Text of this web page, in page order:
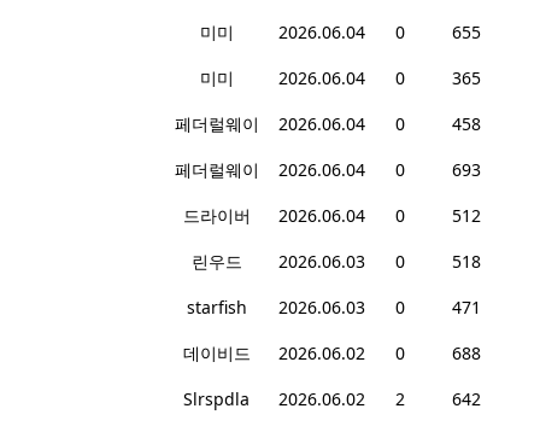
미미
2026.06.04 0
655
미미
2026.06.04 0
365
페더럴웨이
2026.06.04 0
458
페더럴웨이
2026.06.04 0
693
드라이버
2026.06.04 0
512
린우드
2026.06.03 0
518
starfish
2026.06.03 0
471
데이비드
2026.06.02 0
688
Slrspdla
2026.06.02 2
642